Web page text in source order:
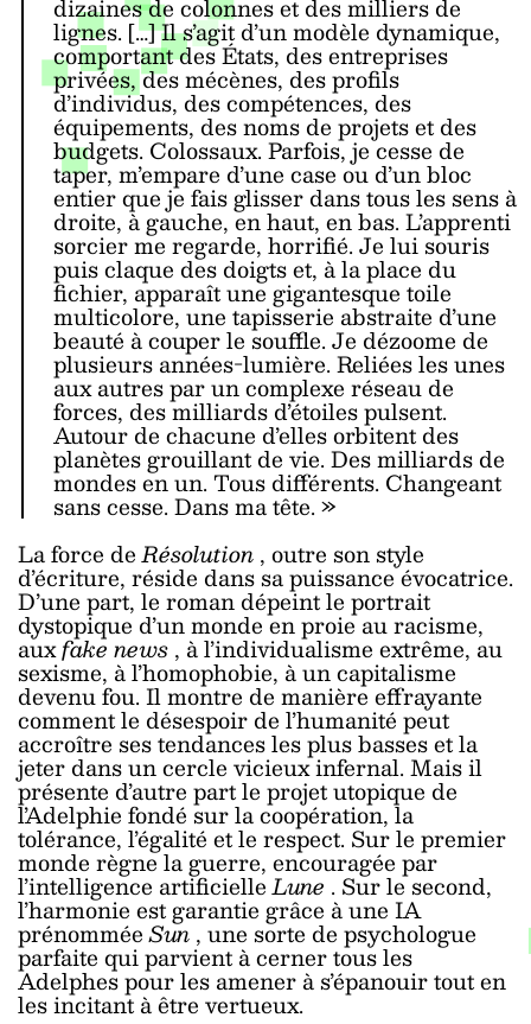
dizaines de colonnes et des milliers de
lignes. […] Il s’agit d’un modèle dynamique,
comportant des États, des entreprises
privées, des mécènes, des profils
d’individus, des compétences, des
équipements, des noms de projets et des
budgets. Colossaux. Parfois, je cesse de
taper, m’empare d’une case ou d’un bloc
entier que je fais glisser dans tous les sens à
droite, à gauche, en haut, en bas. L’apprenti
sorcier me regarde, horrifié. Je lui souris
puis claque des doigts et, à la place du
fichier, apparaît une gigantesque toile
multicolore, une tapisserie abstraite d’une
beauté à couper le souffle. Je dézoome de
plusieurs années-lumière. Reliées les unes
aux autres par un complexe réseau de
forces, des milliards d’étoiles pulsent.
Autour de chacune d’elles orbitent des
planètes grouillant de vie. Des milliards de
mondes en un. Tous différents. Changeant
sans cesse. Dans ma tête. »
La force deRésolution, outre son style
d’écriture, réside dans sa puissance évocatrice.
D’une part, le roman dépeint le portrait
dystopique d’un monde en proie au racisme,
auxfake news, à l’individualisme extrême, au
sexisme, à l’homophobie, à un capitalisme
devenu fou. Il montre de manière effrayante
comment le désespoir de l’humanité peut
accroître ses tendances les plus basses et la
jeter dans un cercle vicieux infernal. Mais il
présente d’autre part le projet utopique de
l’Adelphie fondé sur la coopération, la
tolérance, l’égalité et le respect. Sur le premier
monde règne la guerre, encouragée par
l’intelligence artificielleLune . Sur le second,
l’harmonie est garantie grâce à une IA
prénomméeSun, une sorte de psychologue
parfaite qui parvient à cerner tous les
Adelphes pour les amener à s’épanouir tout en
les incitant à être vertueux.